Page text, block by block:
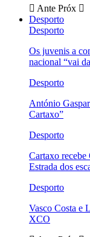
Ante Próx
Desporto
Desporto
Os juvenis a
nacional “vai
Desporto
António
Cartaxo”
Desporto
Cartaxo
Estrada dos
Desporto
Vasco Costa e
XCO